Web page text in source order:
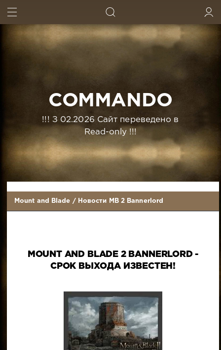
COMMANDO
!!! З 02.2026 Сайт переведено в
Read-only !!!
Mount and Blade / Новости MB 2 Bannerlord
MOUNT AND BLADE 2 BANNERLORD -
СРОК ВЫХОДА ИЗВЕСТЕН!